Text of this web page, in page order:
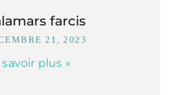
farcis
21, 2023
savoir plus »